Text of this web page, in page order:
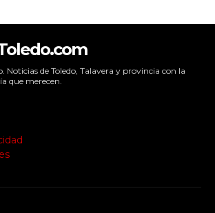
Noticias de Toledo, Talavera y provincia con la
que merecen.